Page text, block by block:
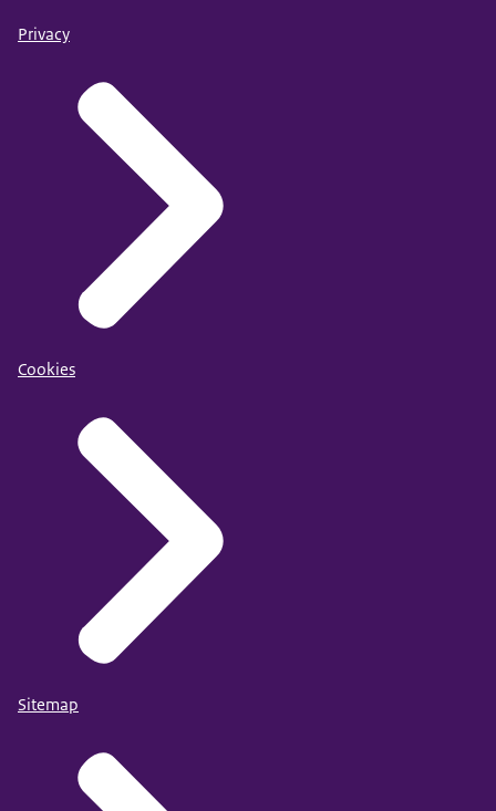
Privacy
Cookies
Sitemap